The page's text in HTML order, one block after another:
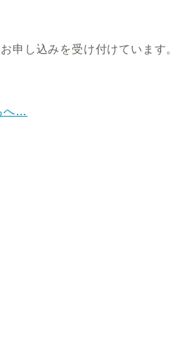
申し込みを受け付けています。
へ…